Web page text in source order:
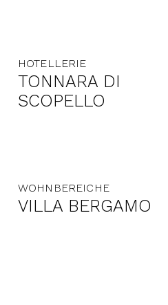
HOTELLERIE
TONNARA DI
SCOPELLO
WOHNBEREICHE
VILLA BERGAMO